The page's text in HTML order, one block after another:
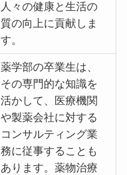
人々の健康と生活の
質の向上に貢献しま
す。
薬学部の卒業生は、
その専門的な知識を
活かして、医療機関
や製薬会社に対する
コンサルティング業
務に従事することも
あります。薬物治療